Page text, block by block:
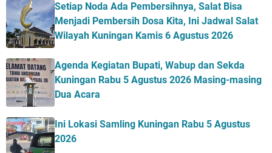
Setiap Noda Ada Pembersihnya, Salat Bisa
Menjadi Pembersih Dosa Kita, Ini Jadwal Salat
Wilayah Kuningan Kamis 6 Agustus 2026
Agenda Kegiatan Bupati, Wabup dan Sekda
Kuningan Rabu 5 Agustus 2026 Masing-masing
Dua Acara
Ini Lokasi Samling Kuningan Rabu 5 Agustus
2026